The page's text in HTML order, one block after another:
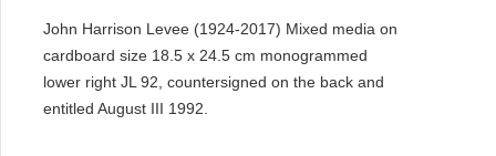
John Harrison Levee (1924-2017) Mixed media on
cardboard size 18.5 x 24.5 cm monogrammed
lower right JL 92, countersigned on the back and
entitled August III 1992.